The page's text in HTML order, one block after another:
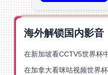
海外解锁国内影音